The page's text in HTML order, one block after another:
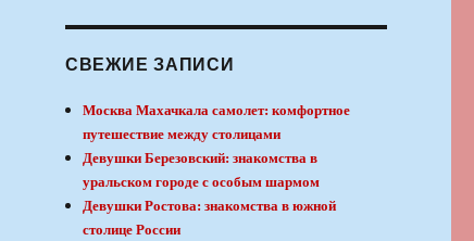
СВЕЖИЕ ЗАПИСИ
Москва Махачкала самолет: комфортное
путешествие между столицами
Девушки Березовский: знакомства в
уральском городе с особым шармом
Девушки Ростова: знакомства в южной
столице России